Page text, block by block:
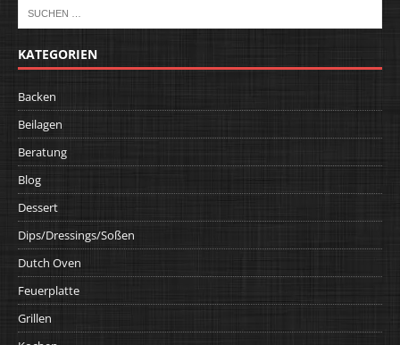
KATEGORIEN
Backen
Beilagen
Beratung
Blog
Dessert
Dips/Dressings/Soßen
Dutch Oven
Feuerplatte
Grillen